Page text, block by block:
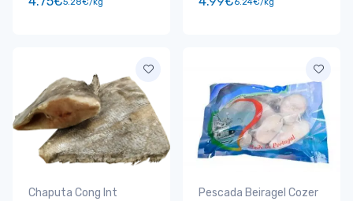
Chaputa Cong Int
Pescada Beiragel Cozer